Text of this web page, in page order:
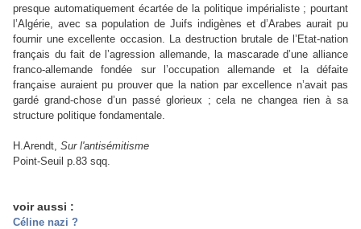
presque automatiquement écartée de la politique impérialiste ; pourtant
l’Algérie, avec sa population de Juifs indigènes et d’Arabes aurait pu
fournir une excellente occasion. La destruction brutale de l’Etat-nation
français du fait de l’agression allemande, la mascarade d’une alliance
franco-allemande fondée sur l’occupation allemande et la défaite
française auraient pu prouver que la nation par excellence n’avait pas
gardé grand-chose d’un passé glorieux ; cela ne changea rien à sa
structure politique fondamentale.
H.Arendt, Sur l'antisémitisme
Point-Seuil p.83 sqq.
voir aussi :
Céline nazi ?